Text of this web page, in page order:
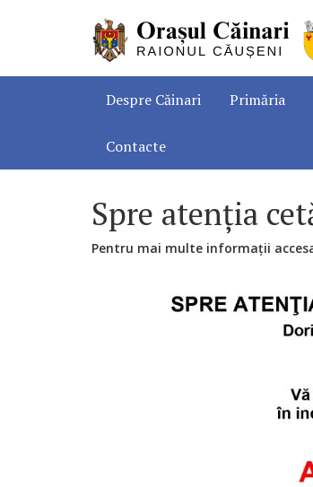
Despre Căinari Primăria
Contacte
Spre atenția
Pentru mai multe informații